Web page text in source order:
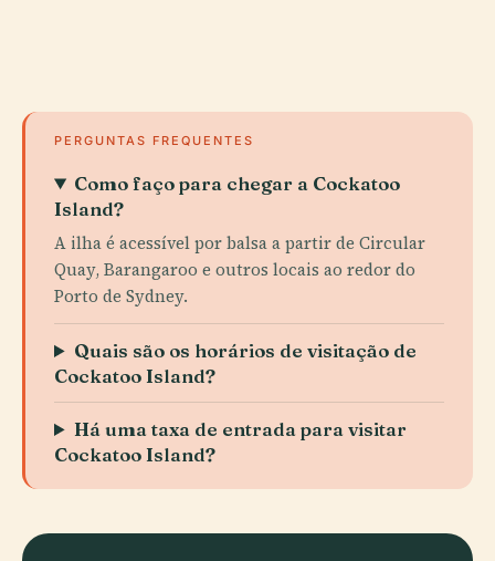
PERGUNTAS FREQUENTES
Como faço para chegar a Cockatoo
Island?
A ilha é acessível por balsa a partir de Circular
Quay, Barangaroo e outros locais ao redor do
Porto de Sydney.
Quais são os horários de visitação de
Cockatoo Island?
Há uma taxa de entrada para visitar
Cockatoo Island?